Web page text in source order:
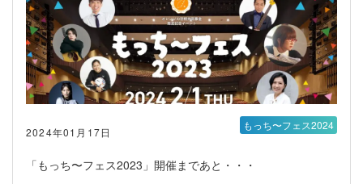
2024年01月17日
「もっち〜フェス2023」開催まであと・・・
もっち〜フェス2024